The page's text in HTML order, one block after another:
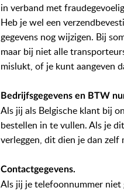
in verband met
Heb je wel een
gegevens nog wijzigen. Bij
maar bij niet alle
mislukt, of je kunt aangeven
Bedrijfsgegevens en BTW
Als jij als Belgische klant bij
bestellen in te vullen. Als je
verleggen, dit dien je dan
Contactgegevens.
Als jij je telefoonnummer niet